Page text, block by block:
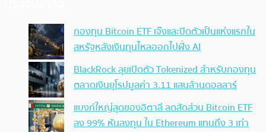
กองทุน Bitcoin ETF เจ๊งและปิดตัวเป็นแห่งแรกใน
สหรัฐหลังเงินทุนไหลออกไปฝั่ง AI
BlackRock ลุยเปิดตัว Tokenized สำหรับกองทุน
ตลาดเงินยุโรปมูลค่า 3.11 แสนล้านดอลลาร์
แบงก์ใหญ่สุดของอิตาลี ลดสัดส่วน Bitcoin ETF
ลง 99% หันลงทุน ใน Ethereum แทนถึง 3 เท่า